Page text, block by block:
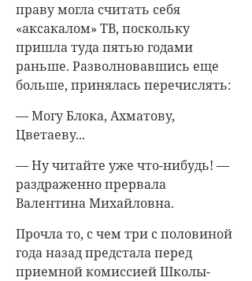
праву могла считать себя
«аксакалом» ТВ, поскольку
пришла туда пятью годами
раньше. Разволновавшись еще
больше, принялась перечислять:
— Могу Блока, Ахматову,
Цветаеву...
— Ну читайте уже что-нибудь! —
раздраженно прервала
Валентина Михайловна.
Прочла то, с чем три с половиной
года назад предстала перед
приемной комиссией Школы-